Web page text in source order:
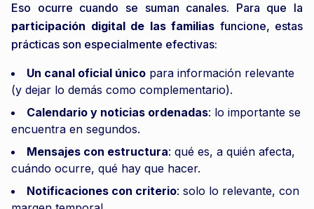
Eso ocurre cuando se suman canales. Para que la
participación digital de las familias funcione, estas
prácticas son especialmente efectivas:
Un canal oficial único para información relevante
(y dejar lo demás como complementario).
Calendario y noticias ordenadas: lo importante se
encuentra en segundos.
Mensajes con estructura: qué es, a quién afecta,
cuándo ocurre, qué hay que hacer.
Notificaciones con criterio: solo lo relevante, con